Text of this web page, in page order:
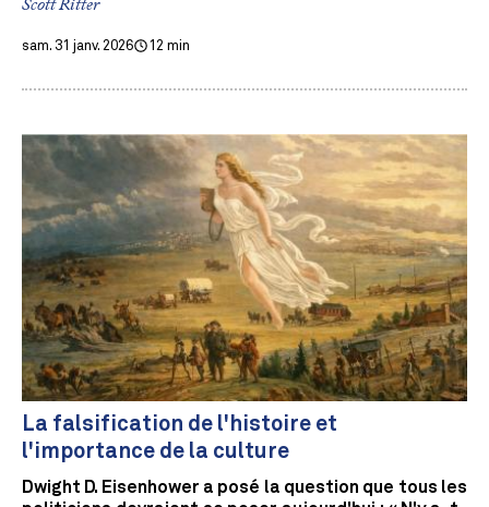
Scott Ritter
sam. 31 janv. 2026 12 min
La falsification de l'histoire et
l'importance de la culture
Dwight D. Eisenhower a posé la question que tous les